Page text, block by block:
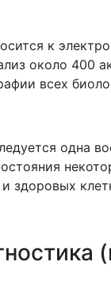
к
около 400
всех
одна
здоровых